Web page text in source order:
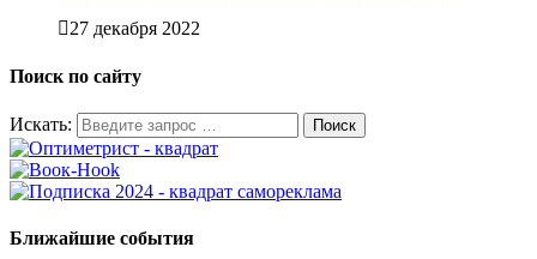
27 декабря 2022
Поиск по сайту
Искать:
Ближайшие события